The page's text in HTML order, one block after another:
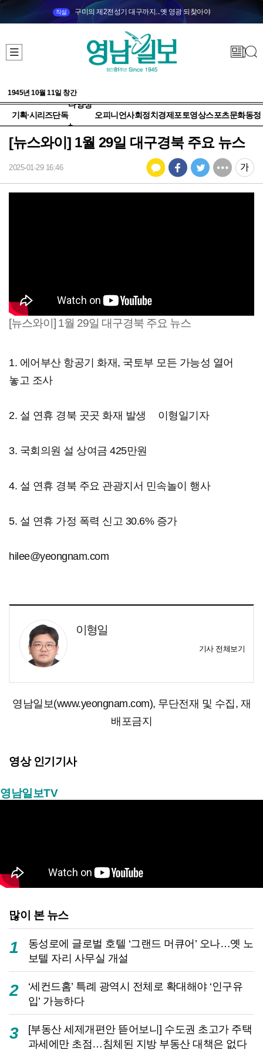
직설 구미의 제2전성기 대구까지...옛 영광 되찾아야
1945년 10월 11일 창간
기획·시리즈단독
다양성
+
오피니언사회정치 경제 포토영상스포츠문화동정
[뉴스와이] 1월 29일 대구경북 주요 뉴스
2025-01-29 16:46
[뉴스와이] 1월 29일 대구경북 주요 뉴스
1. 에어부산 항공기 화재, 국토부 모든 가능성 열어
놓고 조사
2. 설 연휴 경북 곳곳 화재 발생
3. 국회의원 설 상여금 425만원
4. 설 연휴 경북 주요 관광지서 민속놀이 행사
5. 설 연휴 가정 폭력 신고 30.6% 증가
이형일기자
hilee@yeongnam.com
이형일
기사 전체보기
영남일보(www.yeongnam.com), 무단전재 및 수집, 재
배포금지
영상 인기기사
영남일보TV
많이 본 뉴스
1
동성로에 글로벌 호텔 ‘그랜드 머큐어’ 오나…옛 노
보텔 자리 사무실 개설
2
‘세컨드홈’ 특례 광역시 전체로 확대해야 ‘인구유
입’ 가능하다
3
[부동산 세제개편안 뜯어보니] 수도권 초고가 주택
과세에만 초점…침체된 지방 부동산 대책은 없다